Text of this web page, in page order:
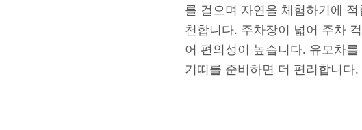
를 걸으며 자연을 체험하기에
천합니다. 주차장이 넓어 주차
어 편의성이 높습니다. 유모차
기띠를 준비하면 더 편리합니다.